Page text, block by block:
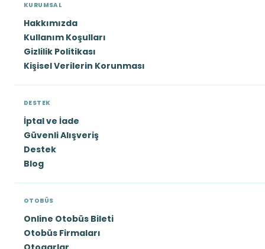
KURUMSAL
Hakkımızda
Kullanım Koşulları
Gizlilik Politikası
Kişisel Verilerin Korunması
DESTEK
İptal ve İade
Güvenli Alışveriş
Destek
Blog
OTOBÜS
Online Otobüs Bileti
Otobüs Firmaları